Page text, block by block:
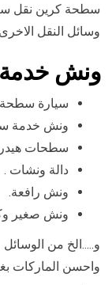
سطحة كرين نقل
وسائل النقل
ونش خدمة
سيارة
ونش خدمة
سطحات
دالة ونشات .
ونش رافعة.
ونش صغير
و…..الخ من
واحسن الماركات